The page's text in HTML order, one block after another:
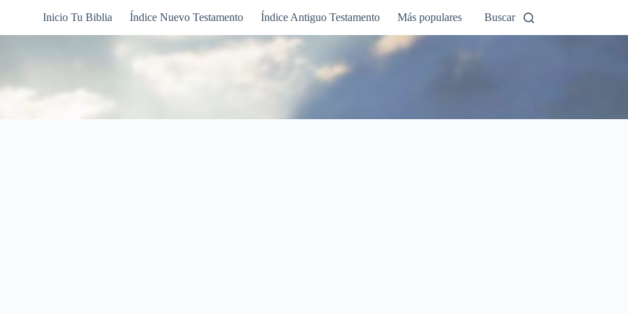
Inicio Tu Biblia Índice Nuevo Testamento Índice Antiguo Testamento Más populares Buscar